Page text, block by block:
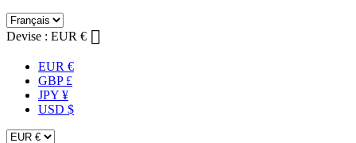
Devise : EUR € 
EUR €
GBP £
JPY ¥
USD $